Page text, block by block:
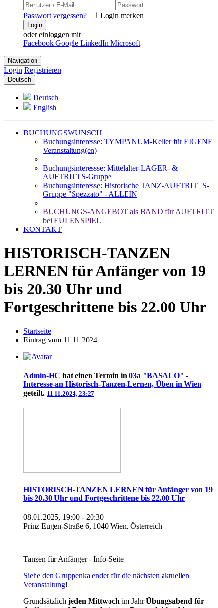
Passwort vergessen? Login merken
Login
oder einloggen mit
Facebook Google LinkedIn Microsoft
Navigation
Login Registrieren
Deutsch
Deutsch
English
BUCHUNGSWUNSCH
Buchungsinteresse: TYMPANUM-Keller für EIGENE
Veranstaltung(en)
Buchungsinteressse: Mittelalter-LAGER- &
AUFTRITTS-Gruppe
Buchungsinteresse: Historische TANZ-AUFTRITTS-
Gruppe "Spezzato" - ALLEIN
BUCHUNGS-ANGEBOT als BAND für AUFTRITT
bei EULENSPIEL
KONTAKT
HISTORISCH-TANZEN
LERNEN für Anfänger von 19
bis 20.30 Uhr und
Fortgeschrittene bis 22.00 Uhr
Startseite
Eintrag vom 11.11.2024
Admin-HC hat einen Termin in 03a "BASALO" -
Interesse-an Historisch-Tanzen-Lernen, Üben in Wien
geteilt. 11.11.2024, 23:27
HISTORISCH-TANZEN LERNEN für Anfänger von 19
bis 20.30 Uhr und Fortgeschrittene bis 22.00 Uhr
08.01.2025, 19:00 - 20:30
Prinz Eugen-Straße 6, 1040 Wien, Österreich
Tanzen für Anfänger - Info-Seite
Siehe den Gruppenkalender für die nächsten aktuellen
Veranstaltung!
Grundsätzlich jeden Mittwoch im JahrÜbungsabend für